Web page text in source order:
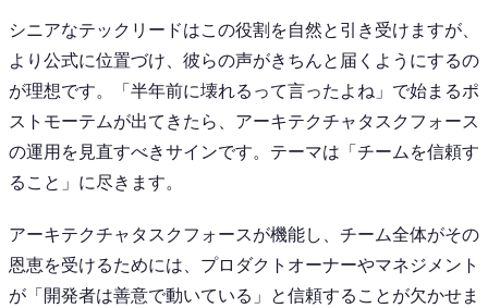
シニアなテックリードはこの役割を自然と引き受けますが、
より公式に位置づけ、彼らの声がきちんと届くようにするの
が理想です。「半年前に壊れるって言ったよね」で始まるポ
ストモーテムが出てきたら、アーキテクチャタスクフォース
の運用を見直すべきサインです。テーマは「チームを信頼す
ること」に尽きます。
アーキテクチャタスクフォースが機能し、チーム全体がその
恩恵を受けるためには、プロダクトオーナーやマネジメント
が「開発者は善意で動いている」と信頼することが欠かせま